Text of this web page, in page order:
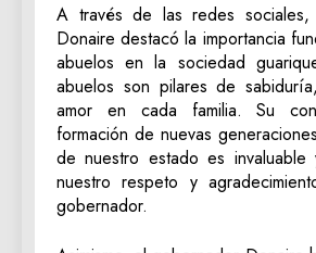
A través de las redes
Donaire destacó la importancia
abuelos en la sociedad
abuelos son pilares de
amor en cada familia. Su
formación de nuevas
de nuestro estado es
nuestro respeto y
gobernador.